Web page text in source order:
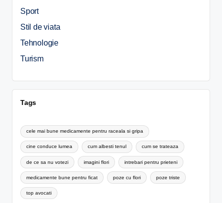
Sport
Stil de viata
Tehnologie
Turism
Tags
cele mai bune medicamente pentru raceala si gripa
cine conduce lumea cum albesti tenul cum se trateaza
de ce sa nu votezi imagini flori intrebari pentru prieteni
medicamente bune pentru ficat poze cu flori poze triste
top avocati